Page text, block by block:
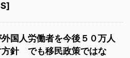
国人労働者を今後５０万人
方針 でも移民政策ではな